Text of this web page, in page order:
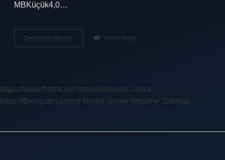
MBKüçük4,0…
Devamını okuyun
Gb
Yorum Bırak
https://www.frmtrk.net https://atlasnet.com.tr
https://flyingcam.com.tr knight online nttgame Sitemap